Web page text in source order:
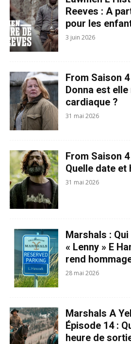
Reeves : A
pour les
3 juin 2026
From Saison
Donna est
cardiaque ?
31 mai 2026
From Saison
Quelle date et
31 mai 2026
Marshals :
« Lenny » E
rend
28 mai 2026
Marshals A
Épisode 14 :
heure de